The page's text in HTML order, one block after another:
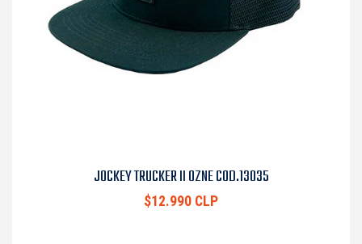
JOCKEY TRUCKER II OZNE COD.13035
$12.990 CLP